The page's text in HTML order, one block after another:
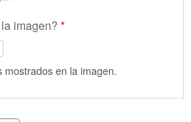
imagen? *
en la imagen.